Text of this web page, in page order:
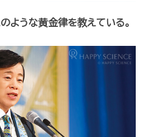
ような黄金律を教えている。